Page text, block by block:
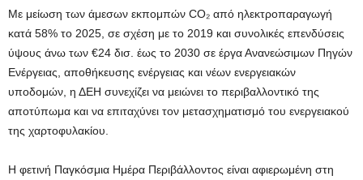
Με μείωση των άμεσων εκπομπών CO₂ από ηλεκτροπαραγωγή
κατά 58% το 2025, σε σχέση με το 2019 και συνολικές επενδύσεις
ύψους άνω των €24 δισ. έως το 2030 σε έργα Ανανεώσιμων Πηγών
Ενέργειας, αποθήκευσης ενέργειας και νέων ενεργειακών
υποδομών, η ΔΕΗ συνεχίζει να μειώνει το περιβαλλοντικό της
αποτύπωμα και να επιταχύνει τον μετασχηματισμό του ενεργειακού
της χαρτοφυλακίου.
Η φετινή Παγκόσμια Ημέρα Περιβάλλοντος είναι αφιερωμένη στη